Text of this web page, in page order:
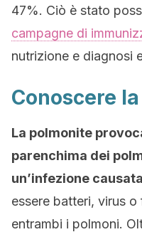
47%. Ciò è stato
campagne di
nutrizione e diagnosi
Conoscere
La polmonite
parenchima dei
un’infezione
essere batteri, virus
entrambi i polmoni.